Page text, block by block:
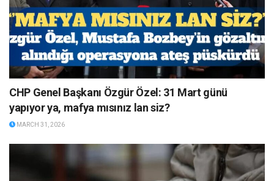
CHP Genel Başkanı Özgür Özel: 31 Mart günü
yapıyor ya, mafya mısınız lan siz?
MARCH 31, 2026